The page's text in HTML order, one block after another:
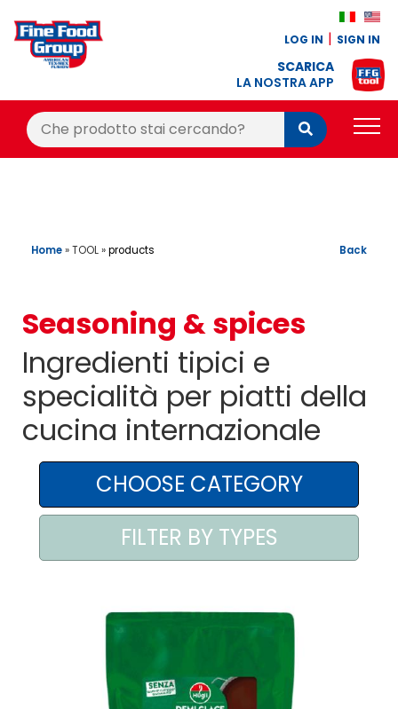
LOG IN SIGN IN
SCARICA
LA NOSTRA APP
Cerca:
Cerca
RECIPES
OFFER
CONTACTS
AREA AGENTI
Home»TOOL»products Back
Seasoning & spices
Ingredienti tipici e
specialità per piatti della
cucina internazionale